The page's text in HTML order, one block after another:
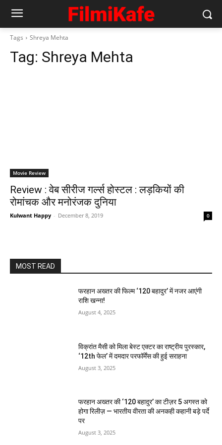
Tags Shreya Mehta
Tag: Shreya Mehta
Movie Review
Review : वेब सीरीज गर्ल्‍स होस्‍टल : लड़कियों की
रोमांचक और मनोरंजक दुनिया
Kulwant Happy - December 8, 2019 0
MOST READ
फरहान अख्तर की फिल्म ‘120 बहादुर’ में नजर आएंगी
राशि खन्ना!
August 4, 2025
विक्रांत मैसी को मिला बेस्ट एक्टर का राष्ट्रीय पुरस्कार,
‘12th फेल’ में दमदार परफॉर्मेंस की हुई सराहना
August 3, 2025
फरहान अख्तर की ‘120 बहादुर’ का टीज़र 5 अगस्त को
होगा रिलीज़ — भारतीय वीरता की अनकही कहानी बड़े पर्दे
पर
August 3, 2025